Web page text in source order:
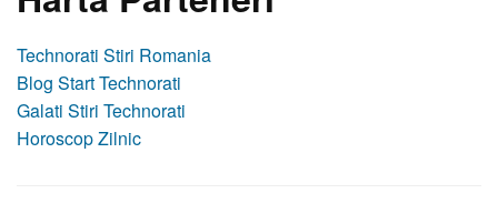
Technorati Stiri Romania
Blog Start Technorati
Galati Stiri Technorati
Horoscop Zilnic